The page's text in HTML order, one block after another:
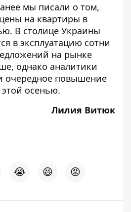
мы писали о том,
на квартиры в
. В столице Украины
в эксплуатацию сотни
на рынке
однако аналитики
очередное повышение
осенью.
Лилия Витюк
😭 😆 😡